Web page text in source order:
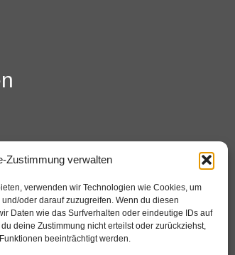
Zustimmung verwalten
verwenden wir Technologien wie Cookies, um
oder darauf zuzugreifen. Wenn du diesen
Daten wie das Surfverhalten oder eindeutige IDs auf
deine Zustimmung nicht erteilst oder zurückziehst,
beeinträchtigt werden.
Uhr
Uhr